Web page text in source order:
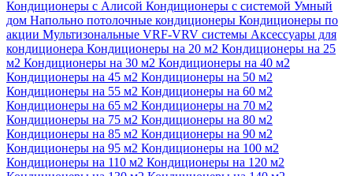
Кондиционеры с Алисой Кондиционеры с системой Умный
дом Напольно потолочные кондиционеры Кондиционеры по
акции Мультизональные VRF-VRV системы Аксессуары для
кондиционера Кондиционеры на 20 м2 Кондиционеры на 25
м2 Кондиционеры на 30 м2 Кондиционеры на 40 м2
Кондиционеры на 45 м2 Кондиционеры на 50 м2
Кондиционеры на 55 м2 Кондиционеры на 60 м2
Кондиционеры на 65 м2 Кондиционеры на 70 м2
Кондиционеры на 75 м2 Кондиционеры на 80 м2
Кондиционеры на 85 м2 Кондиционеры на 90 м2
Кондиционеры на 95 м2 Кондиционеры на 100 м2
Кондиционеры на 110 м2 Кондиционеры на 120 м2